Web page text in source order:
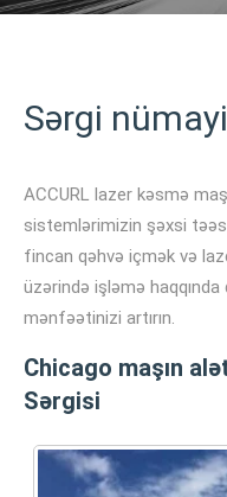
Sərgi
ACCURL lazer kəsmə
sistemlərimizin şəxsi
fincan qəhvə içmək və
üzərində işləmə haqqında
mənfəətinizi artırın.
Chicago maşın
Sərgisi